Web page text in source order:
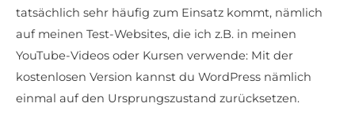
tatsächlich sehr häufig zum Einsatz kommt, nämlich
auf meinen Test-Websites, die ich z.B. in meinen
YouTube-Videos oder Kursen verwende: Mit der
kostenlosen Version kannst du WordPress nämlich
einmal auf den Ursprungszustand zurücksetzen.